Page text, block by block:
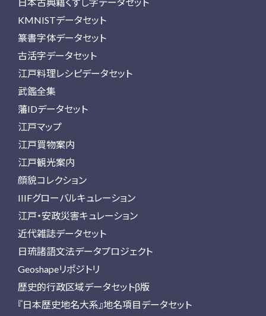
KMNISTデータセット
篆書字体データセット
古活字データセット
江戸料理レシピデータセット
武鑑全集
藩IDデータセット
江戸マップ
江戸買物案内
江戸観光案内
顔貌コレクション
IIIFグローバルキュレーション
江戸・安政災害キュレーション
近代雑誌データセット
日琉諸語文法データプロジェクト
Geoshapeリポジトリ
歴史的行政区域データセットβ版
『日本歴史地名大系』地名項目データセット